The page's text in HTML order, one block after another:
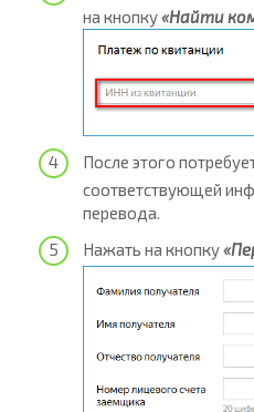
на кнопку«Найти
После этого
соответствующей
перевода.
Нажать на кнопку